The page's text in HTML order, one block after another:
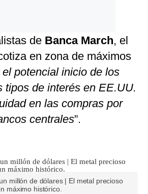
de Banca March, el
en zona de máximos
el potencial inicio de los
tipos de interés en EE.UU.
en las compras por
centrales”.
millón de dólares | El metal precioso
máximo histórico.